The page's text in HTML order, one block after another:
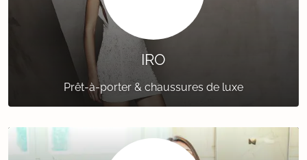
IRO
Prêt-à-porter & chaussures de luxe